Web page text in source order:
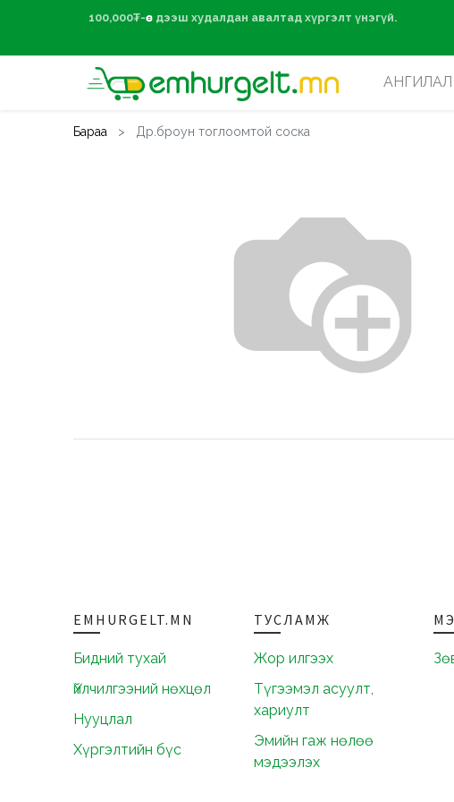
100,000₮-өөс дээш
АНГИЛАЛ
Бараа Др.броун тоглоомтой соска
EMHURGELT.MN
Бидний тухай
Үйлчилгээний нөхцөл
Нууцлал
Хүргэлтийн бүс
ТУСЛАМЖ
Жор илгээх
Түгээмэл асуулт,
хариулт
Эмийн гаж нөлөө
мэдээлэх